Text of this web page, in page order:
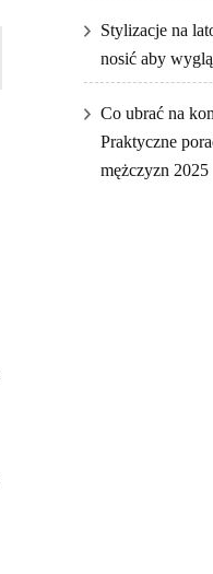
Stylizacje na
nosić aby
Co ubrać na
Praktyczne
mężczyzn 2025